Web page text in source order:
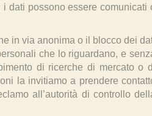
dati possono essere comunicati
in via anonima o il blocco dei
che lo riguardano, e
di ricerche di mercato o
la invitiamo a prendere
all’autorità di controllo